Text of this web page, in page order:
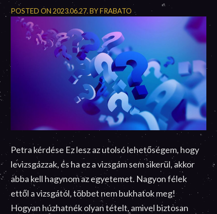
POSTED ON2023.06.27.BYFRABATO
Petra kérdése Ez lesz az utolsó lehetőségem, hogy
levizsgázzak, és ha ez a vizsgám sem sikerül, akkor
abba kell hagynom az egyetemet. Nagyon félek
ettől a vizsgától, többet nem bukhatok meg!
Hogyan húzhatnék olyan tételt, amivel biztosan